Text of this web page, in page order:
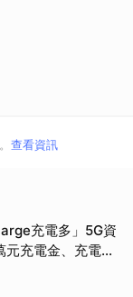
查看資訊
充電多」5G資
充電金、充電最